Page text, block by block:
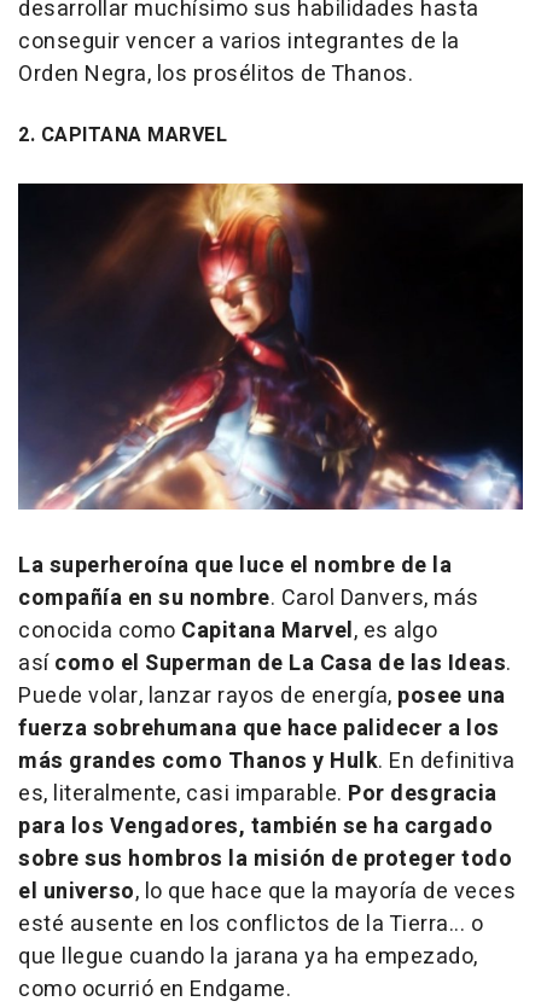
desarrollar muchísimo sus habilidades hasta
conseguir vencer a varios integrantes de la
Orden Negra, los prosélitos de Thanos.
2. CAPITANA MARVEL
La superheroína que luce el nombre de la
compañía en su nombre. Carol Danvers, más
conocida como Capitana Marvel, es algo
asícomo el Superman de La Casa de las Ideas.
Puede volar, lanzar rayos de energía, posee una
fuerza sobrehumana que hace palidecer a los
más grandes como Thanos y Hulk. En definitiva
es, literalmente, casi imparable. Por desgracia
para los Vengadores, también se ha cargado
sobre sus hombros la misión de proteger todo
el universo, lo que hace que la mayoría de veces
esté ausente en los conflictos de la Tierra... o
que llegue cuando la jarana ya ha empezado,
como ocurrió en Endgame.